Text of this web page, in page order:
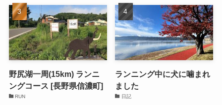
野尻湖一周(15km) ランニ
ングコース [長野県信濃町]
RUN
ランニング中に犬に噛まれ
ました
日記